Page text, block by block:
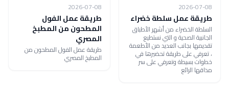
2026-07-08
طريقة عمل سلطة خضراء
السلطة الخضراء من أشهر الأطباق
الجانبية الصحية و التي نستطيع
تقديمها بجانب العديد من الأطعمة
، تعرفي على طريقة تحضيرها في
خطوات بسيطة وتعرفي على سر
مذاقها الرائع
2026-07-08
طريقة عمل الفول
المطحون من المطبخ
المصري
طريقة عمل الفول المطحون من
المطبخ المصري